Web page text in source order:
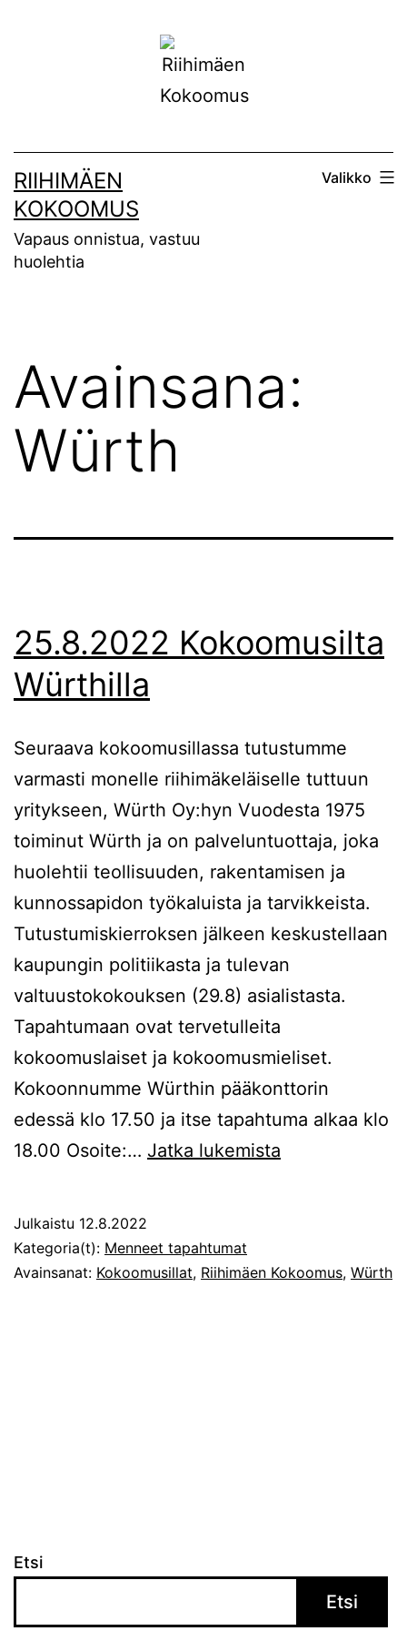
RIIHIMÄEN
KOKOOMUS
Vapaus onnistua, vastuu
huolehtia
Valikko
Avainsana:
Würth
25.8.2022 Kokoomusilta
Würthilla
Seuraava kokoomusillassa tutustumme
varmasti monelle riihimäkeläiselle tuttuun
yritykseen, Würth Oy:hyn Vuodesta 1975
toiminut Würth ja on palveluntuottaja, joka
huolehtii teollisuuden, rakentamisen ja
kunnossapidon työkaluista ja tarvikkeista.
Tutustumiskierroksen jälkeen keskustellaan
kaupungin politiikasta ja tulevan
valtuustokokouksen (29.8) asialistasta.
Tapahtumaan ovat tervetulleita
kokoomuslaiset ja kokoomusmieliset.
Kokoonnumme Würthin pääkonttorin
edessä klo 17.50 ja itse tapahtuma alkaa klo
18.00 Osoite:… Jatka lukemista
Julkaistu 12.8.2022
Kategoria(t): Menneet tapahtumat
Avainsanat: Kokoomusillat, Riihimäen Kokoomus, Würth
Etsi
Etsi